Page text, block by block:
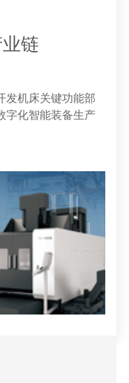
链
发机床关键功能部
字化智能装备生产